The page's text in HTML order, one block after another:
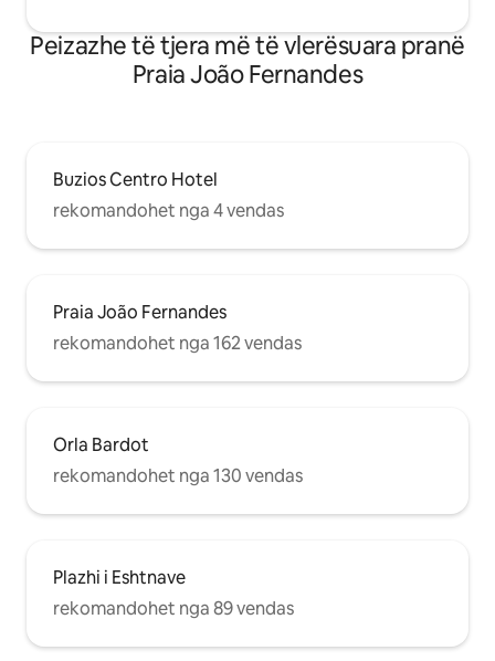
Peizazhe të tjera më të vlerësuara pranë
Praia João Fernandes
Buzios Centro Hotel
rekomandohet nga 4 vendas
Praia João Fernandes
rekomandohet nga 162 vendas
Orla Bardot
rekomandohet nga 130 vendas
Plazhi i Eshtnave
rekomandohet nga 89 vendas